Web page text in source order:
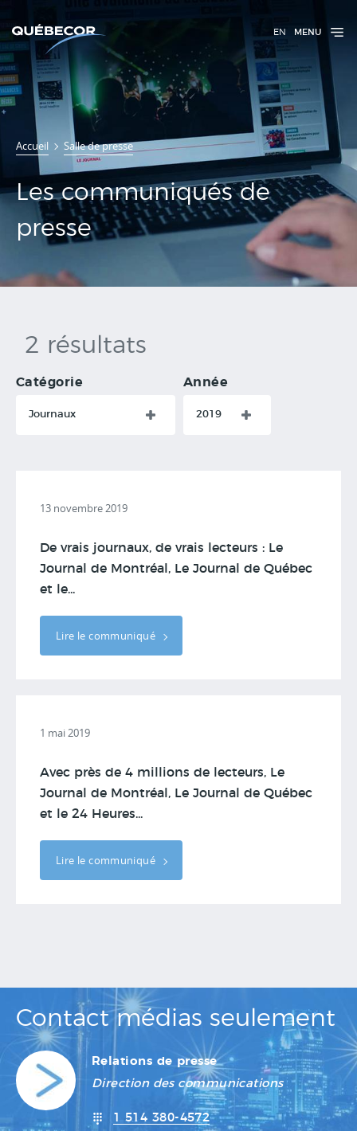
EN MENU
Accueil Salle de presse
Communiqués
de presse
Les communiqués de
presse
2 résultats
Catégorie
Journaux
Année
2019
13 novembre 2019
De vrais journaux, de vrais lecteurs : Le
Journal de Montréal, Le Journal de Québec
et le...
Lire le communiqué
1 mai 2019
Avec près de 4 millions de lecteurs, Le
Journal de Montréal, Le Journal de Québec
et le 24 Heures...
Lire le communiqué
Contact médias seulement
Relations de presse
Direction des communications
1 514 380-4572